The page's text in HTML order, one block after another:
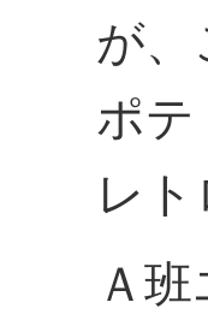
が、
ポテ
レ
Ａ